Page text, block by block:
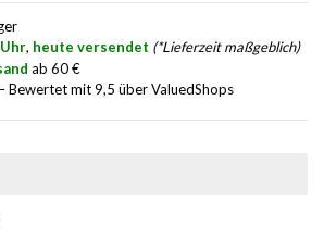
, heute versendet (*Lieferzeit maßgeblich)
ab 60 €
– Bewertet mit 9,5 über ValuedShops